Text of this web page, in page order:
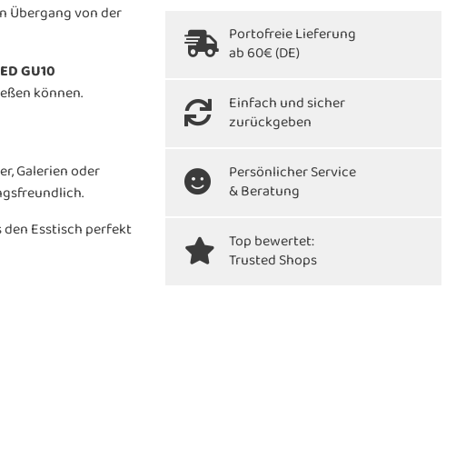
Übergang von der
GU10
können.
Galerien oder
den Esstisch perfekt
Portofreie Lieferung
ab 60€ (DE)
Einfach und sicher
zurückgeben
Persönlicher Service
& Beratung
Top bewertet:
Trusted Shops